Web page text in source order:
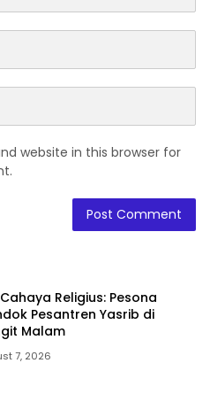
website in this browser for
Religius: Pesona
Pesantren Yasrib di
Malam
7, 2026